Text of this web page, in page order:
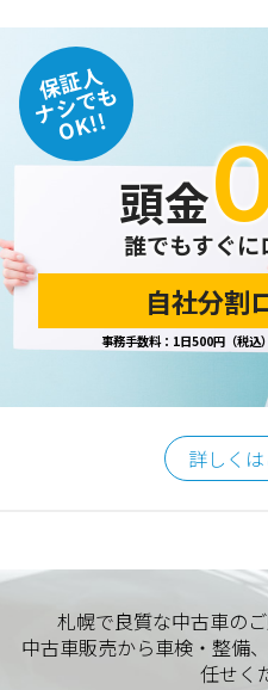
保証人
ナシでも
OK!!
頭金
誰でもすぐ
自社分割
事務手数料：1日500円（税
詳しく
札幌で良質な中古車の
中古車販売から車検・整備
任せく